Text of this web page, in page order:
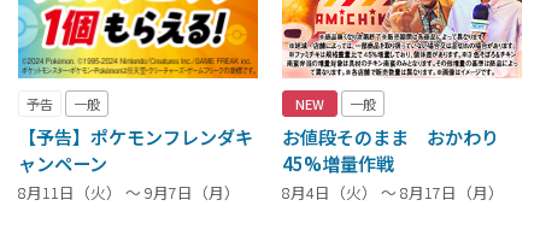
予告 一般
【予告】ポケモンフレンダキ
ャンペーン
8月11日（火） ～ 9月7日（月）
NEW 一般
お値段そのまま おかわり
45%増量作戦
8月4日（火） ～ 8月17日（月）